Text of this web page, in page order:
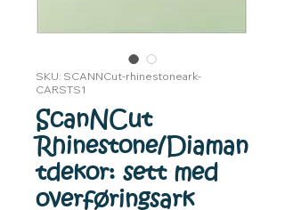
SKU: SCANNCut-rhinestoneark-
CARSTS1
ScanNCut
Rhinestone/Diaman
tdekor: sett med
overføringsark